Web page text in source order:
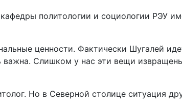
политологии и социологии РЭУ
ценности. Фактически Шугалей
важна. Слишком у нас эти вещи
Но в Северной столице ситуация